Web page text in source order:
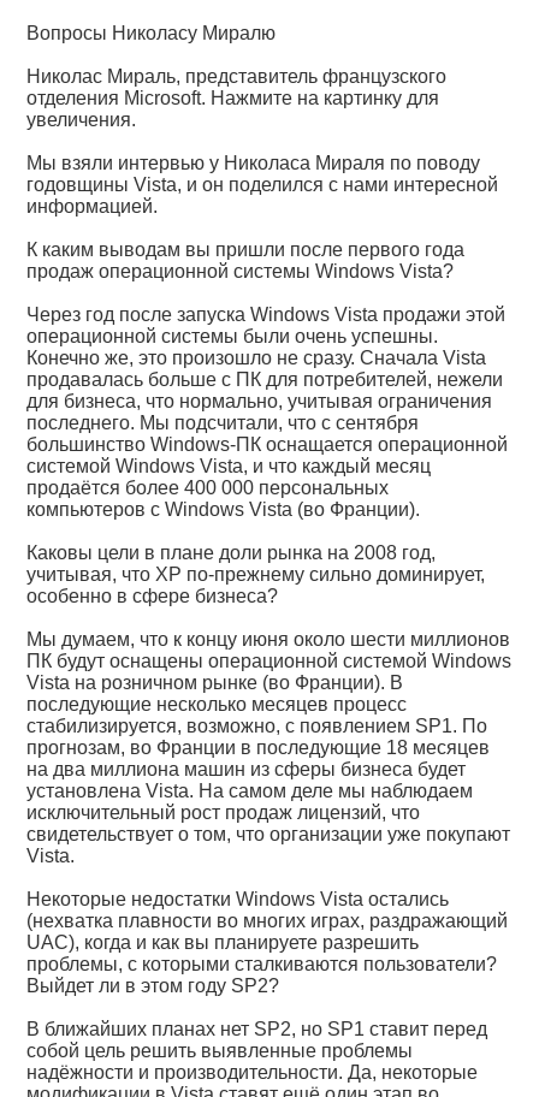
Вопросы Николасу Миралю
Николас Мираль, представитель французского
отделения Microsoft. Нажмите на картинку для
увеличения.
Мы взяли интервью у Николаса Мираля по поводу
годовщины Vista, и он поделился с нами интересной
информацией.
К каким выводам вы пришли после первого года
продаж операционной системы Windows Vista?
Через год после запуска Windows Vista продажи этой
операционной системы были очень успешны.
Конечно же, это произошло не сразу. Сначала Vista
продавалась больше с ПК для потребителей, нежели
для бизнеса, что нормально, учитывая ограничения
последнего. Мы подсчитали, что с сентября
большинство Windows-ПК оснащается операционной
системой Windows Vista, и что каждый месяц
продаётся более 400 000 персональных
компьютеров с Windows Vista (во Франции).
Каковы цели в плане доли рынка на 2008 год,
учитывая, что XP по-прежнему сильно доминирует,
особенно в сфере бизнеса?
Мы думаем, что к концу июня около шести миллионов
ПК будут оснащены операционной системой Windows
Vista на розничном рынке (во Франции). В
последующие несколько месяцев процесс
стабилизируется, возможно, с появлением SP1. По
прогнозам, во Франции в последующие 18 месяцев
на два миллиона машин из сферы бизнеса будет
установлена Vista. На самом деле мы наблюдаем
исключительный рост продаж лицензий, что
свидетельствует о том, что организации уже покупают
Vista.
Некоторые недостатки Windows Vista остались
(нехватка плавности во многих играх, раздражающий
UAC), когда и как вы планируете разрешить
проблемы, с которыми сталкиваются пользователи?
Выйдет ли в этом году SP2?
В ближайших планах нет SP2, но SP1 ставит перед
собой цель решить выявленные проблемы
надёжности и производительности. Да, некоторые